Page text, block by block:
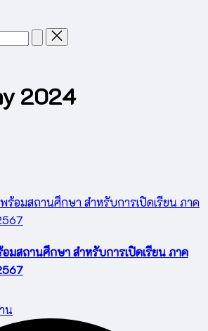
2024
มสถานศึกษา สำหรับการเปิดเรียน ภาค
น